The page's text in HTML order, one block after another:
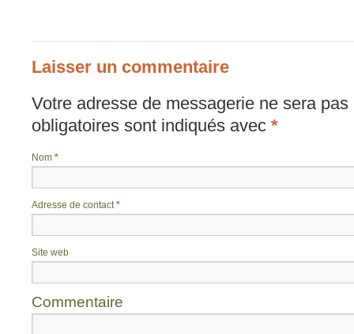
Laisser un commentaire
Votre adresse de messagerie ne sera pas
obligatoires sont indiqués avec *
Nom *
Adresse de contact*
Site web
Commentaire